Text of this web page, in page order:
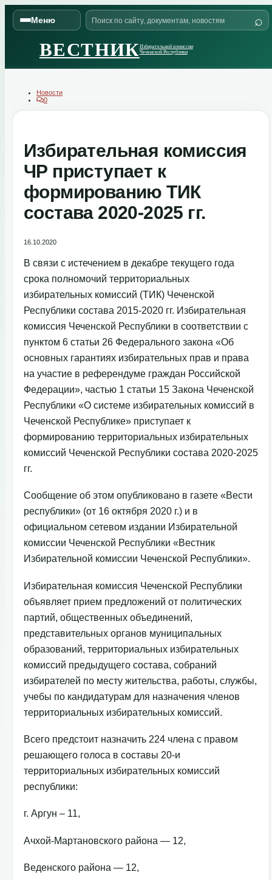
content
Меню
ВЕСТНИКИзбирательной комиссии
Чеченской Республики
Поиск
сайту
⌕
Новости
0
Избирательная комиссия
ЧР приступает к
формированию ТИК
состава 2020-2025 гг.
16.10.2020
В связи с истечением в декабре текущего года
срока полномочий территориальных
избирательных комиссий (ТИК) Чеченской
Республики состава 2015-2020 гг. Избирательная
комиссия Чеченской Республики в соответствии с
пунктом 6 статьи 26 Федерального закона «Об
основных гарантиях избирательных прав и права
на участие в референдуме граждан Российской
Федерации», частью 1 статьи 15 Закона Чеченской
Республики «О системе избирательных комиссий в
Чеченской Республике» приступает к
формированию территориальных избирательных
комиссий Чеченской Республики состава 2020-2025
гг.
Сообщение об этом опубликовано в газете «Вести
республики» (от 16 октября 2020 г.) и в
официальном сетевом издании Избирательной
комиссии Чеченской Республики «Вестник
Избирательной комиссии Чеченской Республики».
Избирательная комиссия Чеченской Республики
объявляет прием предложений от политических
партий, общественных объединений,
представительных органов муниципальных
образований, территориальных избирательных
комиссий предыдущего состава, собраний
избирателей по месту жительства, работы, службы,
учебы по кандидатурам для назначения членов
территориальных избирательных комиссий.
Всего предстоит назначить 224 члена с правом
решающего голоса в составы 20-и
территориальных избирательных комиссий
республики:
г. Аргун – 11,
Ачхой-Мартановского района — 12,
Веденского района — 12,